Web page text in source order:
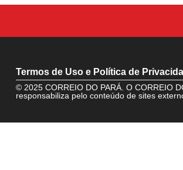
Termos de Uso e Política de
© 2025 CORREIO DO PARÁ. O CORREIO
responsabiliza pelo conteúdo de sites